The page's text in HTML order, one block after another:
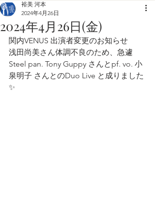
2024年4月26日(金)
裕美 河本
2024年4月26日
関内VENUS 出演者変更のお知らせ
浅田尚美さん体調不良のため、急遽
Steel pan. Tony Guppy さんとpf. vo. 小
泉明子 さんとのDuo Live と成りました
✨